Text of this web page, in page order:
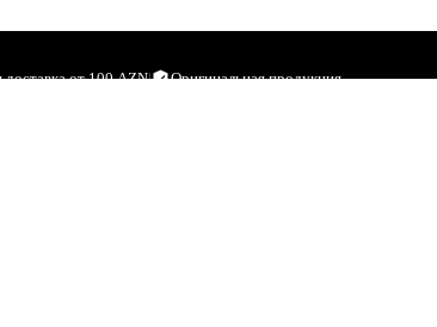
доставка от 100 AZN| Оригинальная продукция